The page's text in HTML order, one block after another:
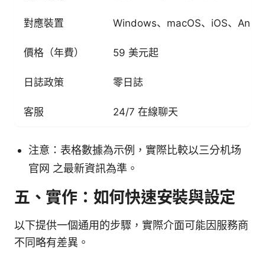
對應裝置 Windows、macOS、iOS、
價格（年費） 59 美元起
日誌政策 零日誌
客服 24/7 在線聊天
注意：表格數據為示例，實際比較以三分机场
官网 之最新資訊為準。
五、實作：如何快速安裝與設定
以下提供一個通用的步驟，實際介面可能因服務商
不同略有差異。